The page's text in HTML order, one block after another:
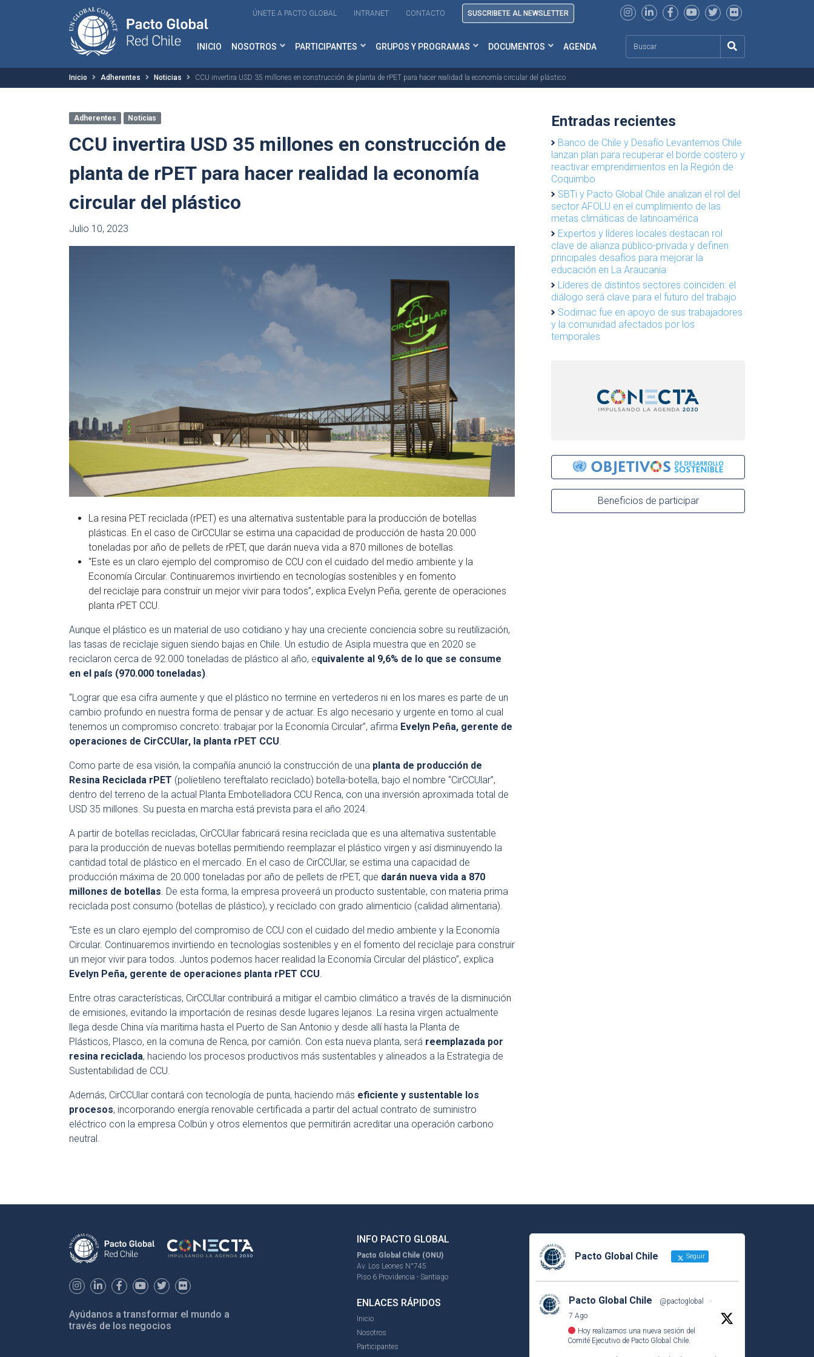
ÚNETE A PACTO GLOBAL INTRANET CONTACTO SUSCRIBETE AL NEWSLETTER
INICIO NOSOTROS PARTICIPANTES GRUPOS Y PROGRAMAS DOCUMENTOS AGENDA
Inicio Adherentes Noticias CCU invertira USD 35 millones en construcción de planta de rPET para hacer realidad la economía circular del plástico
Adherentes Noticias
CCU invertira USD 35 millones en construcción de
planta de rPET para hacer realidad la economía
circular del plástico
Julio 10, 2023
La resina PET reciclada (rPET) es una alternativa sustentable para la producción de botellas
plásticas. En el caso de CirCCUlar se estima una capacidad de producción de hasta 20.000
toneladas por año de pellets de rPET, que darán nueva vida a 870 millones de botellas.
“Este es un claro ejemplo del compromiso de CCU con el cuidado del medio ambiente y la
Economía Circular. Continuaremos invirtiendo en tecnologías sostenibles y en fomento
del reciclaje para construir un mejor vivir para todos”, explica Evelyn Peña, gerente de operaciones
planta rPET CCU.
Aunque el plástico es un material de uso cotidiano y hay una creciente conciencia sobre su reutilización,
las tasas de reciclaje siguen siendo bajas en Chile. Un estudio de Asipla muestra que en 2020 se
reciclaron cerca de 92.000 toneladas de plástico al año, equivalente al 9,6% de lo que se consume
en el país (970.000 toneladas).
“Lograr que esa cifra aumente y que el plástico no termine en vertederos ni en los mares es parte de un
cambio profundo en nuestra forma de pensar y de actuar. Es algo necesario y urgente en torno al cual
tenemos un compromiso concreto: trabajar por la Economía Circular”, afirma Evelyn Peña, gerente de
operaciones de CirCCUlar, la planta rPET CCU.
Como parte de esa visión, la compañía anunció la construcción de una planta de producción de
Resina Reciclada rPET (polietileno tereftalato reciclado) botella-botella, bajo el nombre “CirCCUlar”,
dentro del terreno de la actual Planta Embotelladora CCU Renca, con una inversión aproximada total de
USD 35 millones. Su puesta en marcha está prevista para el año 2024.
A partir de botellas recicladas, CirCCUlar fabricará resina reciclada que es una alternativa sustentable
para la producción de nuevas botellas permitiendo reemplazar el plástico virgen y así disminuyendo la
cantidad total de plástico en el mercado. En el caso de CirCCUlar, se estima una capacidad de
producción máxima de 20.000 toneladas por año de pellets de rPET, que darán nueva vida a 870
millones de botellas. De esta forma, la empresa proveerá un producto sustentable, con materia prima
reciclada post consumo (botellas de plástico), y reciclado con grado alimenticio (calidad alimentaria).
“Este es un claro ejemplo del compromiso de CCU con el cuidado del medio ambiente y la Economía
Circular. Continuaremos invirtiendo en tecnologías sostenibles y en el fomento del reciclaje para construir
un mejor vivir para todos. Juntos podemos hacer realidad la Economía Circular del plástico”, explica
Evelyn Peña, gerente de operaciones planta rPET CCU.
Entre otras características, CirCCUlar contribuirá a mitigar el cambio climático a través de la disminución
de emisiones, evitando la importación de resinas desde lugares lejanos. La resina virgen actualmente
llega desde China vía marítima hasta el Puerto de San Antonio y desde allí hasta la Planta de
Plásticos, Plasco, en la comuna de Renca, por camión. Con esta nueva planta, será reemplazada por
resina reciclada, haciendo los procesos productivos más sustentables y alineados a la Estrategia de
Sustentabilidad de CCU.
Además, CirCCUlar contará con tecnología de punta, haciendo más eficiente y sustentable los
procesos, incorporando energía renovable certificada a partir del actual contrato de suministro
eléctrico con la empresa Colbún y otros elementos que permitirán acreditar una operación carbono
neutral.
Entradas recientes
Banco de Chile y Desafío Levantemos Chile
lanzan plan para recuperar el borde costero y
reactivar emprendimientos en la Región de
Coquimbo
SBTi y Pacto Global Chile analizan el rol del
sector AFOLU en el cumplimiento de las
metas climáticas de latinoamérica
Expertos y líderes locales destacan rol
clave de alianza público-privada y definen
principales desafíos para mejorar la
educación en La Araucanía
Líderes de distintos sectores coinciden: el
diálogo será clave para el futuro del trabajo
Sodimac fue en apoyo de sus trabajadores
y la comunidad afectados por los
temporales
Beneficios de participar
Ayúdanos a transformar el mundo a
través de los negocios
INFO PACTO GLOBAL
Pacto Global Chile (ONU)
Av. Los Leones N°745
Piso 6 Providencia - Santiago
ENLACES RÁPIDOS
Inicio
Nosotros
Participantes
Pacto Global Chile Seguir
Pacto Global Chile @pactoglobal
·
7 Ago
Hoy realizamos una nueva sesión del
Comité Ejecutivo de Pacto Global Chile.